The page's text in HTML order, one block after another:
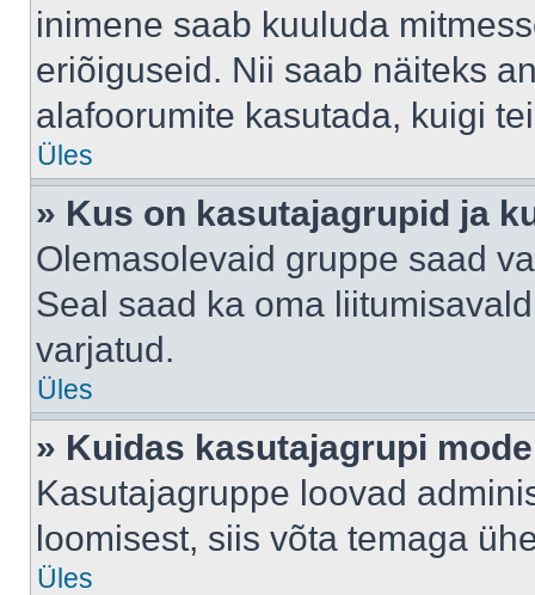
inimene saab kuuluda
eriõiguseid. Nii saab näiteks
alafoorumite kasutada, kuigi
Üles
» Kus on kasutajagrupid ja
Olemasolevaid gruppe saad
Seal saad ka oma
varjatud.
Üles
» Kuidas kasutajagrupi
Kasutajagruppe loovad
loomisest, siis võta temaga
Üles